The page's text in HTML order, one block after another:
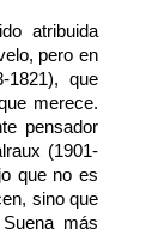
atribuida
pero en
1821), que
merece.
pensador
(1901-
que no es
sino que
más